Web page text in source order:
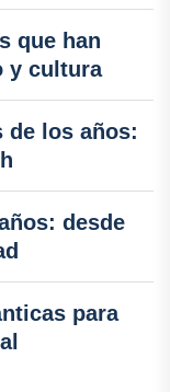
que han
y cultura
de los años:
desde
para